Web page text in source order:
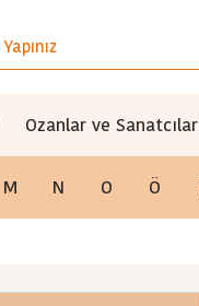
Ozanlar ve Sanatcılar
M N O Ö